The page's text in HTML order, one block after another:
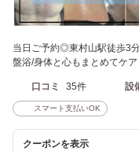
当日ご予約◎東村山駅徒歩3
盤浴/身体と心もまとめてケア
口コミ 35件 設
スマート支払いOK
クーポンを表示